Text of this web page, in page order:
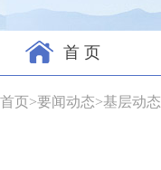
首 页
首页>要闻动态>基层动态